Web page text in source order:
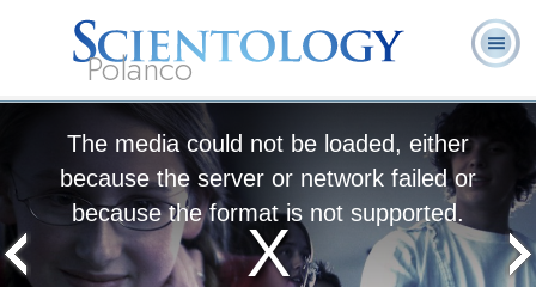
Polanco
Scientology?
Frecuentes
Libros
The media could not be loaded, either
because the server or network failed or
because the format is not supported.